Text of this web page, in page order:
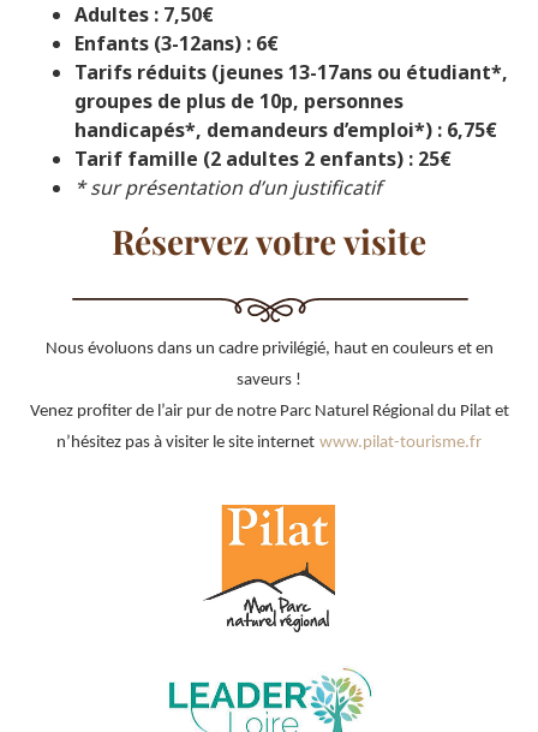
Adultes : 7,50€
Enfants (3-12ans) : 6€
Tarifs réduits (jeunes 13-17ans ou étudiant*,
groupes de plus de 10p, personnes
handicapés*, demandeurs d’emploi*) : 6,75€
Tarif famille (2 adultes 2 enfants) : 25€
* sur présentation d’un justificatif
Réservez votre visite
Nous évoluons dans un cadre privilégié, haut en couleurs et en
saveurs !
Venez profiter de l’air pur de notre Parc Naturel Régional du Pilat et
n’hésitez pas à visiter le site internet www.pilat-tourisme.fr